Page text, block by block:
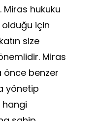
hukuku
olduğu için
size
Miras
önce benzer
yönetip